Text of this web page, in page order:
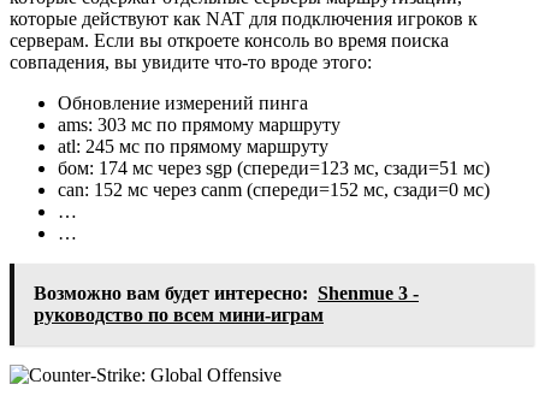
которые действуют как NAT для подключения игроков к
серверам. Если вы откроете консоль во время поиска
совпадения, вы увидите что-то вроде этого:
Обновление измерений пинга
ams: 303 мс по прямому маршруту
atl: 245 мс по прямому маршруту
бом: 174 мс через sgp (спереди=123 мс, сзади=51 мс)
can: 152 мс через canm (спереди=152 мс, сзади=0 мс)
…
…
Возможно вам будет интересно: Shenmue 3 -
руководство по всем мини-играм